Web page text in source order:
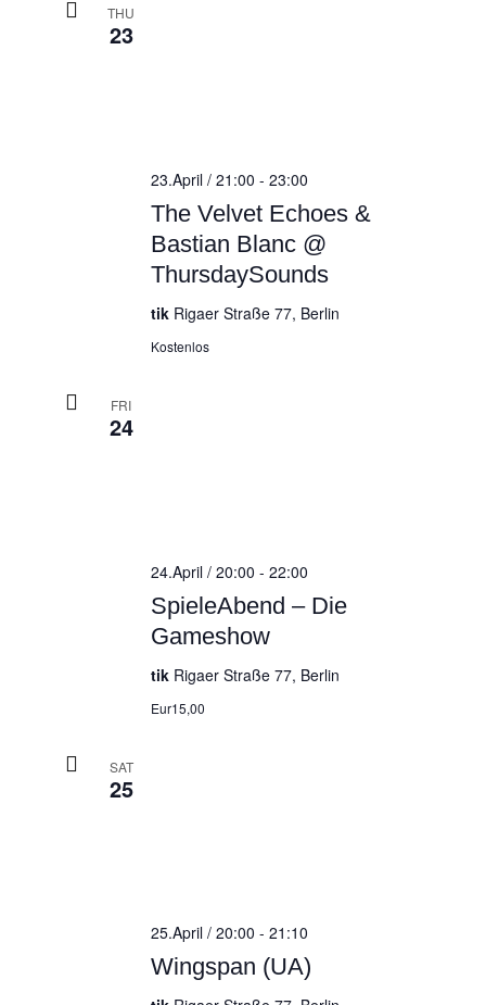
THU
23
The Velvet Echoes &
Bastian Blanc @
ThursdaySounds
23.April / 21:00 - 23:00
tik Rigaer Straße 77, Berlin
Kostenlos
FRI
24
SpieleAbend – Die
Gameshow
24.April / 20:00 - 22:00
tik Rigaer Straße 77, Berlin
Eur15,00
SAT
25
Wingspan (UA)
25.April / 20:00 - 21:10